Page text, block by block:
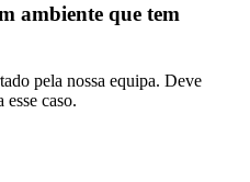
ambiente que tem
pela nossa equipa. Deve
esse caso.